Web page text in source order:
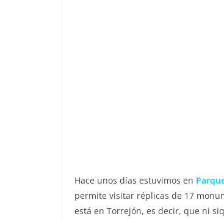
Hace unos días estuvimos en
permite visitar réplicas de 17
está en Torrejón, es decir, que ni